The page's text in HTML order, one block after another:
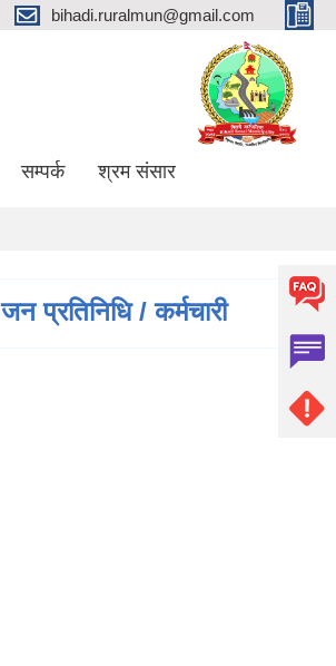
bihadi.ruralmun@gmail.com
सम्पर्क श्रम संसार
जन प्रतिनिधि / कर्मचारी